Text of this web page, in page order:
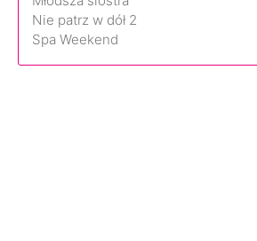
Nie patrz w dół 2
Spa Weekend